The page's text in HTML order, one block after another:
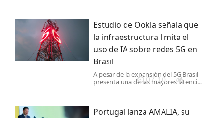
(anteriormente conocido como
decimocuarta misión esp
Estudio de Ookla señala que
la infraestructura limita el
uso de IA sobre redes 5G en
Brasil
A pesar de la expansión del 5G,Brasil
presenta una de las mayores latencias
Nube analizados por Ookla,lo que
Inteligencia Artificia
07-10
Portugal lanza AMALIA, su